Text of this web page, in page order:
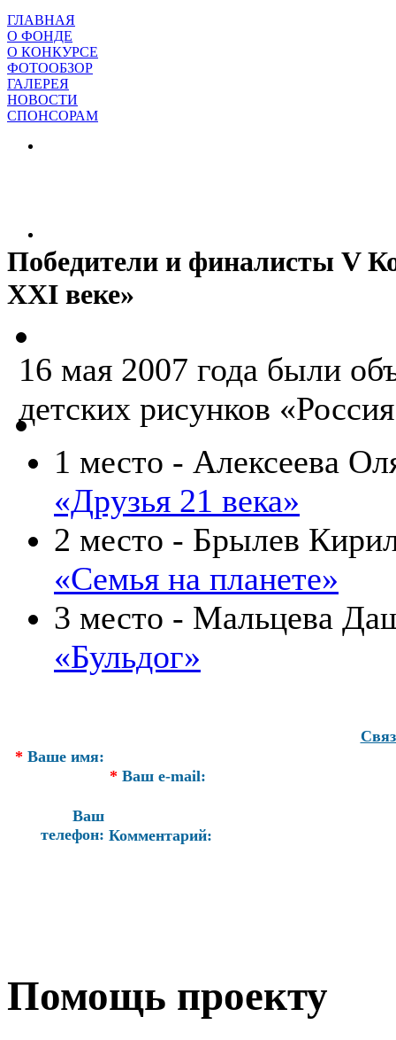
ГЛАВНАЯ
О ФОНДЕ
О КОНКУРСЕ
ФОТООБЗОР
ГАЛЕРЕЯ
НОВОСТИ
СПОНСОРАМ
Победители и финалисты V
ХХI веке»
16 мая 2007 года были
детских рисунков
1 место - Алексеева
«Друзья 21 века»
2 место - Брылев
«Семья на планете»
3 место - Мальцева
«Бульдог»
* Ваше имя:
* Ваш e-mail:
Ваш
телефон: Комментарий:
Помощь проекту